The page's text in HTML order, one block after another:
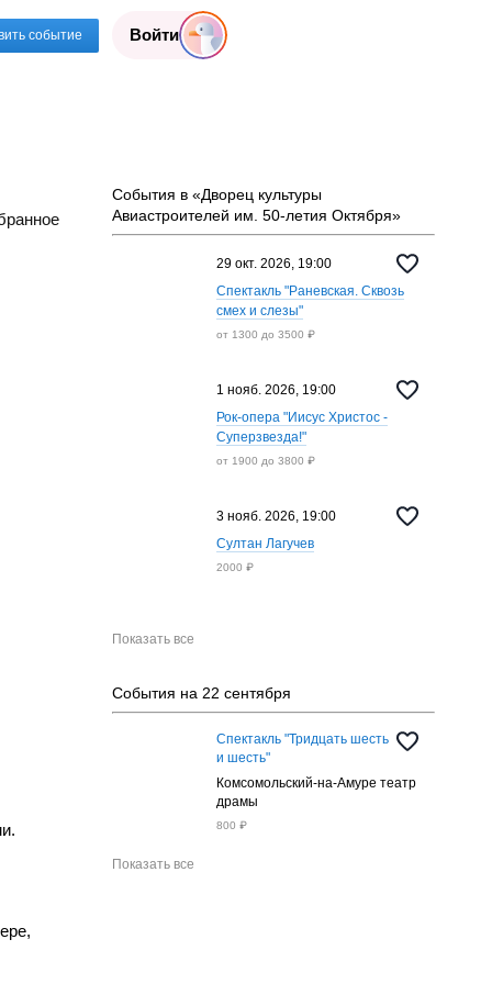
событие Войти
События в «Дворец культуры
Авиастроителей им. 50-летия Октября»
29 окт. 2026, 19:00
Спектакль "Раневская. Сквозь
смех и слезы"
от 1300 до 3500 ₽
1 нояб. 2026, 19:00
Рок-опера "Иисус Христос -
Суперзвезда!"
от 1900 до 3800 ₽
3 нояб. 2026, 19:00
Султан Лагучев
2000 ₽
Показать все
События на 22 сентября
Спектакль "Тридцать шесть
и шесть"
Комсомольский-на-Амуре театр
драмы
800 ₽
Показать все